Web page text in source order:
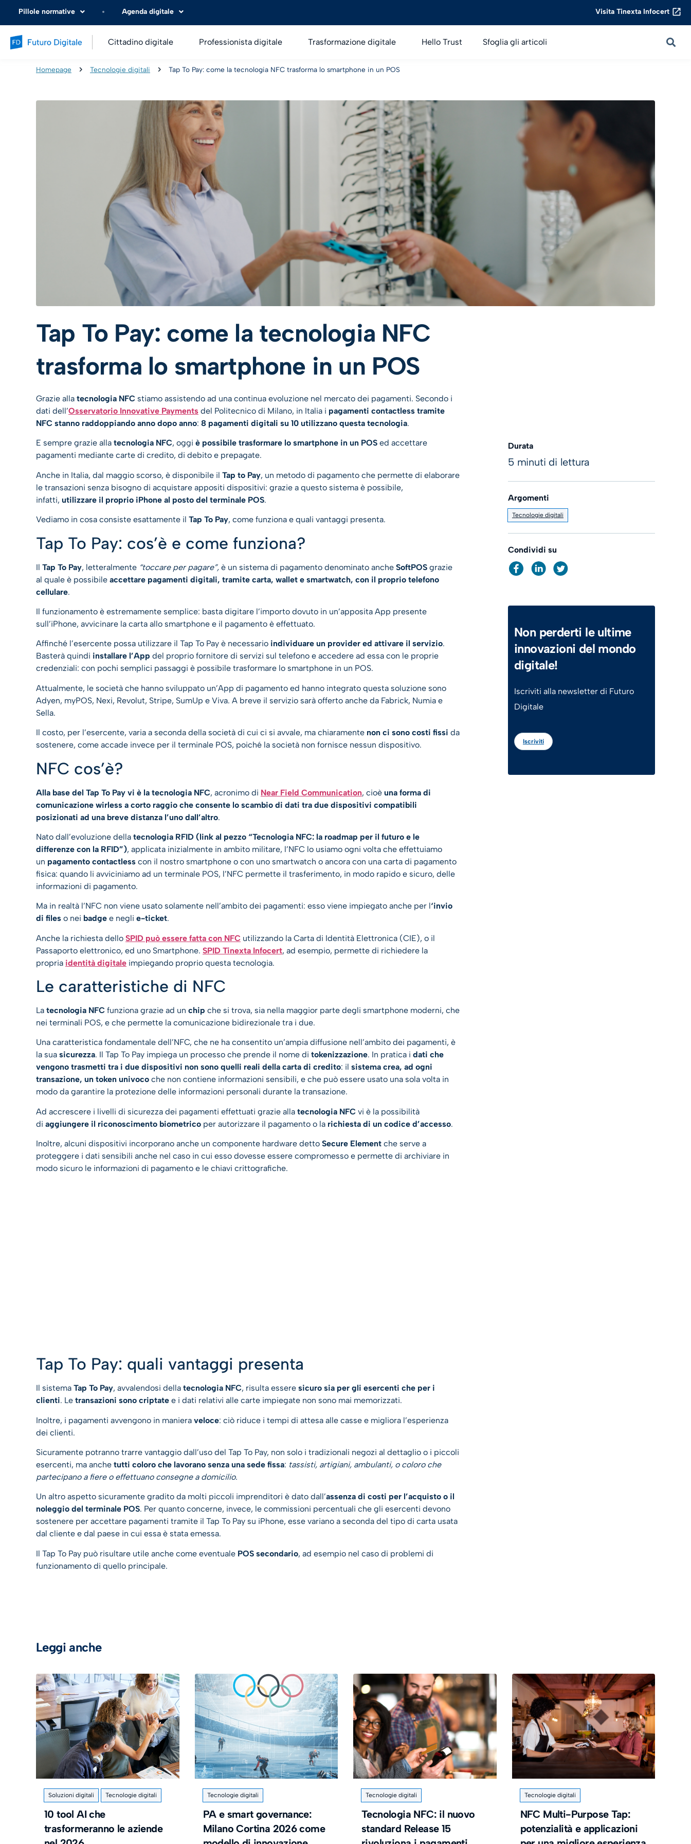
Pillole normative Agenda digitale Visita Tinexta Infocert
Cittadino digitale Professionista digitale Trasformazione digitale Hello Trust Sfoglia gli articoli
Homepage Tecnologie digitali Tap To Pay: come la tecnologia NFC trasforma lo smartphone in un POS
Tap To Pay: come la tecnologia NFC
trasforma lo smartphone in un POS
Grazie alla tecnologia NFC stiamo assistendo ad una continua evoluzione nel mercato dei pagamenti. Secondo i
dati dell’Osservatorio Innovative Payments del Politecnico di Milano, in Italia i pagamenti contactless tramite
NFC stanno raddoppiando anno dopo anno: 8 pagamenti digitali su 10 utilizzano questa tecnologia.
E sempre grazie alla tecnologia NFC, oggi è possibile trasformare lo smartphone in un POS ed accettare
pagamenti mediante carte di credito, di debito e prepagate.
Anche in Italia, dal maggio scorso, è disponibile il Tap to Pay, un metodo di pagamento che permette di elaborare
le transazioni senza bisogno di acquistare appositi dispositivi: grazie a questo sistema è possibile,
infatti, utilizzare il proprio iPhone al posto del terminale POS.
Vediamo in cosa consiste esattamente il Tap To Pay, come funziona e quali vantaggi presenta.
Tap To Pay: cos’è e come funziona?
Il Tap To Pay, letteralmente “toccare per pagare”, è un sistema di pagamento denominato anche SoftPOS grazie
al quale è possibile accettare pagamenti digitali, tramite carta, wallet e smartwatch, con il proprio telefono
cellulare.
Il funzionamento è estremamente semplice: basta digitare l’importo dovuto in un’apposita App presente
sull’iPhone, avvicinare la carta allo smartphone e il pagamento è effettuato.
Affinché l’esercente possa utilizzare il Tap To Pay è necessario individuare un provider ed attivare il servizio.
Basterà quindi installare l’App del proprio fornitore di servizi sul telefono e accedere ad essa con le proprie
credenziali: con pochi semplici passaggi è possibile trasformare lo smartphone in un POS.
Attualmente, le società che hanno sviluppato un’App di pagamento ed hanno integrato questa soluzione sono
Adyen, myPOS, Nexi, Revolut, Stripe, SumUp e Viva. A breve il servizio sarà offerto anche da Fabrick, Numia e
Sella.
Il costo, per l’esercente, varia a seconda della società di cui ci si avvale, ma chiaramente non ci sono costi fissi da
sostenere, come accade invece per il terminale POS, poiché la società non fornisce nessun dispositivo.
NFC cos’è?
Alla base del Tap To Pay vi è la tecnologia NFC, acronimo di Near Field Communication, cioè una forma di
comunicazione wirless a corto raggio che consente lo scambio di dati tra due dispositivi compatibili
posizionati ad una breve distanza l’uno dall’altro.
Nato dall’evoluzione della tecnologia RFID (link al pezzo “Tecnologia NFC: la roadmap per il futuro e le
differenze con la RFID”), applicata inizialmente in ambito militare, l’NFC lo usiamo ogni volta che effettuiamo
un pagamento contactless con il nostro smartphone o con uno smartwatch o ancora con una carta di pagamento
fisica: quando li avviciniamo ad un terminale POS, l’NFC permette il trasferimento, in modo rapido e sicuro, delle
informazioni di pagamento.
Ma in realtà l’NFC non viene usato solamente nell’ambito dei pagamenti: esso viene impiegato anche per l‘invio
di files o nei badge e negli e-ticket.
Anche la richiesta dello SPID può essere fatta con NFC utilizzando la Carta di Identità Elettronica (CIE), o il
Passaporto elettronico, ed uno Smartphone. SPID Tinexta Infocert, ad esempio, permette di richiedere la
propria identità digitale impiegando proprio questa tecnologia.
Le caratteristiche di NFC
La tecnologia NFC funziona grazie ad un chip che si trova, sia nella maggior parte degli smartphone moderni, che
nei terminali POS, e che permette la comunicazione bidirezionale tra i due.
Una caratteristica fondamentale dell’NFC, che ne ha consentito un’ampia diffusione nell’ambito dei pagamenti, è
la sua sicurezza. Il Tap To Pay impiega un processo che prende il nome di tokenizzazione. In pratica i dati che
vengono trasmetti tra i due dispositivi non sono quelli reali della carta di credito: il sistema crea, ad ogni
transazione, un token univoco che non contiene informazioni sensibili, e che può essere usato una sola volta in
modo da garantire la protezione delle informazioni personali durante la transazione.
Ad accrescere i livelli di sicurezza dei pagamenti effettuati grazie alla tecnologia NFC vi è la possibilità
di aggiungere il riconoscimento biometrico per autorizzare il pagamento o la richiesta di un codice d’accesso.
Inoltre, alcuni dispositivi incorporano anche un componente hardware detto Secure Element che serve a
proteggere i dati sensibili anche nel caso in cui esso dovesse essere compromesso e permette di archiviare in
modo sicuro le informazioni di pagamento e le chiavi crittografiche.
Tap To Pay: quali vantaggi presenta
Il sistema Tap To Pay, avvalendosi della tecnologia NFC, risulta essere sicuro sia per gli esercenti che per i
clienti. Le transazioni sono criptate e i dati relativi alle carte impiegate non sono mai memorizzati.
Inoltre, i pagamenti avvengono in maniera veloce: ciò riduce i tempi di attesa alle casse e migliora l’esperienza
dei clienti.
Sicuramente potranno trarre vantaggio dall’uso del Tap To Pay, non solo i tradizionali negozi al dettaglio o i piccoli
esercenti, ma anche tutti coloro che lavorano senza una sede fissa: tassisti, artigiani, ambulanti, o coloro che
partecipano a fiere o effettuano consegne a domicilio.
Un altro aspetto sicuramente gradito da molti piccoli imprenditori è dato dall’assenza di costi per l’acquisto o il
noleggio del terminale POS. Per quanto concerne, invece, le commissioni percentuali che gli esercenti devono
sostenere per accettare pagamenti tramite il Tap To Pay su iPhone, esse variano a seconda del tipo di carta usata
dal cliente e dal paese in cui essa è stata emessa.
Il Tap To Pay può risultare utile anche come eventuale POS secondario, ad esempio nel caso di problemi di
funzionamento di quello principale.
Durata
5 minuti di lettura
Argomenti
Tecnologie digitali
Condividi su
Non perderti le ultime
innovazioni del mondo
digitale!
Iscriviti alla newsletter di Futuro
Digitale
Iscriviti
Leggi anche
Soluzioni digitali Tecnologie digitali
10 tool AI che
trasformeranno le aziende
Tecnologie digitali
PA e smart governance:
Milano Cortina 2026 come
Tecnologie digitali
Tecnologia NFC: il nuovo
standard Release 15
Tecnologie digitali
NFC Multi-Purpose Tap:
potenzialità e applicazioni